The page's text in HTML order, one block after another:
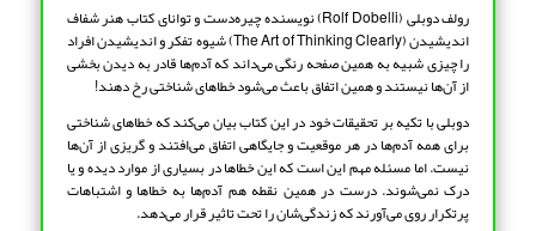
رولف دوبلی (Rolf Dobelli) نویسنده چیره‌دست و توانای کتاب هنر شفاف
اندیشیدن (The Art of Thinking Clearly) شیوه تفکر و اندیشیدن افراد
را چیزی شبیه به همین صفحه رنگی می‌داند که آدم‌ها قادر به دیدن بخشی
از آن‌ها نیستند و همین اتفاق باعث می‌شود خطاهای شناختی رخ دهند!
دوبلی با تکیه بر تحقیقات خود در این کتاب بیان می‌کند که خطاهای شناختی
برای همه آدم‌ها در هر موقعیت و جایگاهی اتفاق می‌افتند و گریزی از آن‌ها
نیست. اما مسئله مهم این است که این خطاها در بسیاری از موارد دیده و یا
درک نمی‌شوند. درست در همین نقطه هم آدم‌ها به خطاها و اشتباهات
پرتکرار روی می‌آورند که زندگی‌شان را تحت تاثیر قرار می‌دهد.